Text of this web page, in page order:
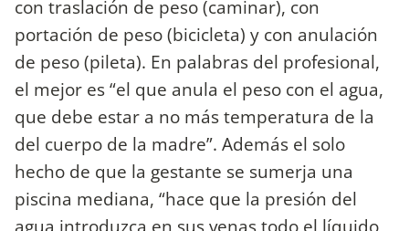
con traslación de peso (caminar), con
portación de peso (bicicleta) y con anulación
de peso (pileta). En palabras del profesional,
el mejor es “el que anula el peso con el agua,
que debe estar a no más temperatura de la
del cuerpo de la madre”. Además el solo
hecho de que la gestante se sumerja una
piscina mediana, “hace que la presión del
agua introduzca en sus venas todo el líquido